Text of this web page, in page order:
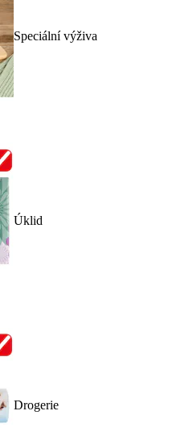
Speciální výživa
Úklid
Drogerie